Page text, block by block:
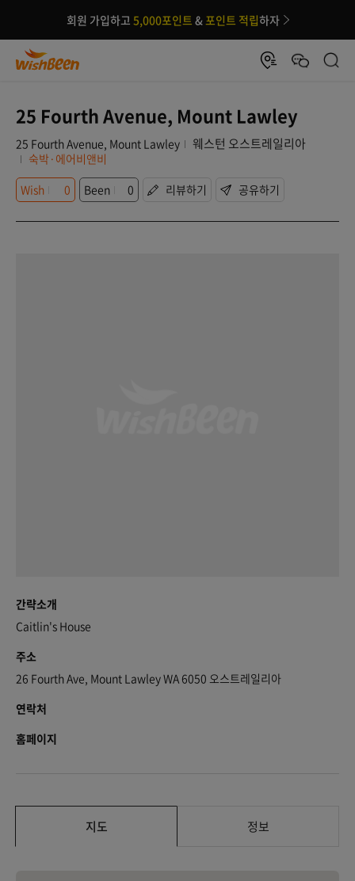
회원 가입하고 5,000포인트 &포인트 적립하자
25 Fourth Avenue, Mount Lawley
25 Fourth Avenue, Mount Lawley 웨스턴 오스트레일리아
숙박·에어비앤비
Wish
0 Been 0 리뷰하기 공유하기
간략소개
Caitlin's House
주소
26 Fourth Ave, Mount Lawley WA 6050 오스트레일리아
연락처
홈페이지
지도 정보